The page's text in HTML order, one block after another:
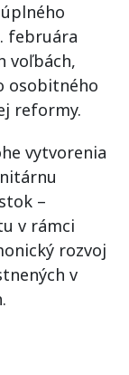
februára
voľbách,
osobitného
reformy.
vytvorenia
–
v rámci
rozvoj
v